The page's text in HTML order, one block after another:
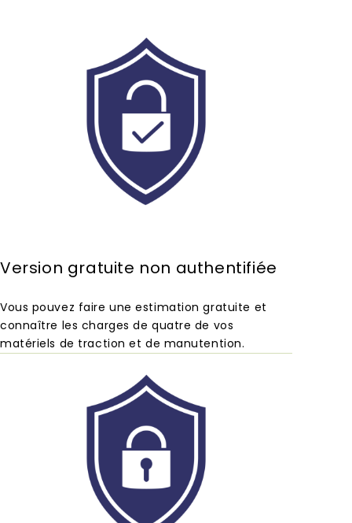
Version gratuite non authentifiée
Vous pouvez faire une estimation gratuite et
connaître les charges de quatre de vos
matériels de traction et de manutention.